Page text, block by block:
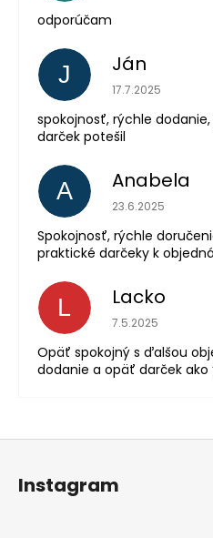
odporúčam
J Ján
Hodnotenie
17.7.2025
spokojnosť, rýchle
darček potešil
A Anabela
Hodnotenie
23.6.2025
Spokojnosť, rýchle
praktické darčeky k
L Lacko
Hodnotenie
7.5.2025
Opäť spokojný s ďalšou
dodanie a opäť darček ako
Z
Instagram